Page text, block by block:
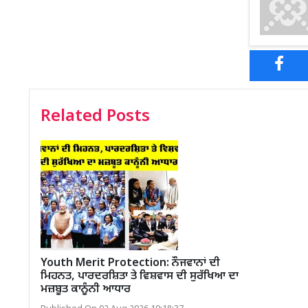
Related Posts
Youth Merit Protection: ਨੌਜਵਾਨਾਂ ਦੀ
ਮਿਹਨਤ, ਪਾਰਦਰਸ਼ਿਤਾ ਤੇ ਵਿਸ਼ਵਾਸ ਦੀ ਸੁਰੱਖਿਆ ਦਾ
ਮਜ਼ਬੂਤ ਕਾਨੂੰਨੀ ਆਧਾਰ